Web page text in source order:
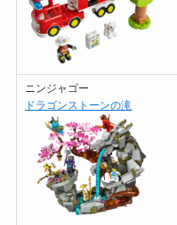
ニンジャゴー
ドラゴンストーンの滝